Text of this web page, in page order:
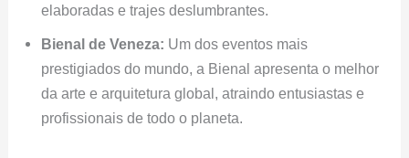
elaboradas e trajes deslumbrantes.
Bienal de Veneza: Um dos eventos mais
prestigiados do mundo, a Bienal apresenta o melhor
da arte e arquitetura global, atraindo entusiastas e
profissionais de todo o planeta.